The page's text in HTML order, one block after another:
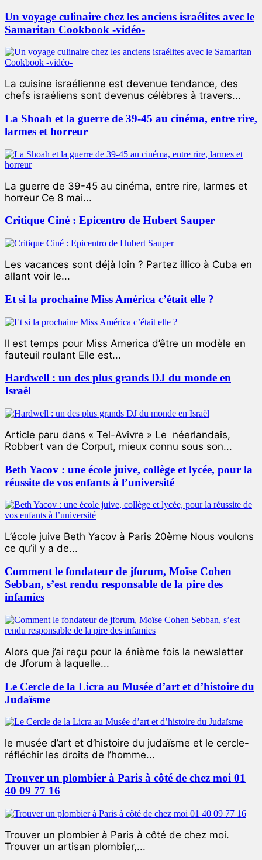
Un voyage culinaire chez les anciens israélites avec le
Samaritan Cookbook -vidéo-
La cuisine israélienne est devenue tendance, des
chefs israéliens sont devenus célèbres à travers...
La Shoah et la guerre de 39-45 au cinéma, entre rire,
larmes et horreur
La guerre de 39-45 au cinéma, entre rire, larmes et
horreur Ce 8 mai...
Critique Ciné : Epicentro de Hubert Sauper
Les vacances sont déjà loin ? Partez illico à Cuba en
allant voir le...
Et si la prochaine Miss América c’était elle ?
ll est temps pour Miss America d’être un modèle en
fauteuil roulant Elle est...
Hardwell : un des plus grands DJ du monde en
Israël
Article paru dans « Tel-Avivre » Le néerlandais,
Robbert van de Corput, mieux connu sous son...
Beth Yacov : une école juive, collège et lycée, pour la
réussite de vos enfants à l’université
L’école juive Beth Yacov à Paris 20ème Nous voulons
ce qu’il y a de...
Comment le fondateur de jforum, Moïse Cohen
Sebban, s’est rendu responsable de la pire des
infamies
Alors que j’ai reçu pour la énième fois la newsletter
de Jforum à laquelle...
Le Cercle de la Licra au Musée d’art et d’histoire du
Judaïsme
le musée d’art et d’histoire du judaïsme et le cercle-
réfléchir les droits de l’homme...
Trouver un plombier à Paris à côté de chez moi 01
40 09 77 16
Trouver un plombier à Paris à côté de chez moi.
Trouver un artisan plombier,...